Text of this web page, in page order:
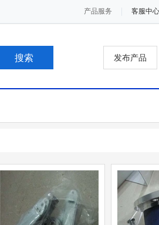
产品服务 客服中心
发布产品